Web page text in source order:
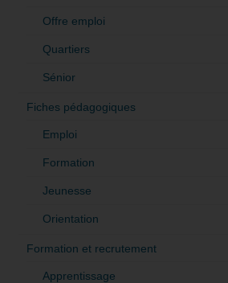
Offre emploi
Quartiers
Sénior
Fiches pédagogiques
Emploi
Formation
Jeunesse
Orientation
Formation et recrutement
Apprentissage